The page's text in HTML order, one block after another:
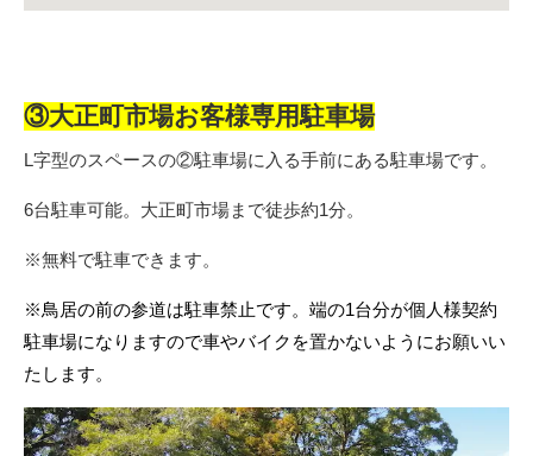
③大正町市場お客様専用駐車場
L字型のスペースの②駐車場に入る手前にある駐車場です。
6台駐車可能。大正町市場まで徒歩約1分。
※無料で駐車できます。
※鳥居の前の参道は駐車禁止です。端の1台分が個人様契約
駐車場になりますので車やバイクを置かないようにお願いい
たします。